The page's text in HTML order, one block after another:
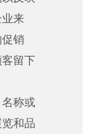
来
销
留下
称或
和品